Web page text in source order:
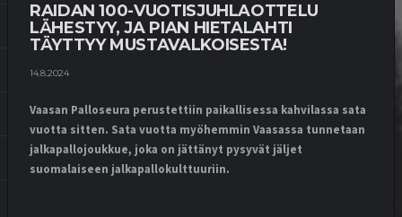
RAIDAN 100-VUOTISJUHLAOTTELU
LÄHESTYY, JA PIAN HIETALAHTI
TÄYTTYY MUSTAVALKOISESTA!
14.8.2024
Vaasan Palloseura perustettiin paikallisessa kahvilassa sata
vuotta sitten. Sata vuotta myöhemmin Vaasassa tunnetaan
jalkapallojoukkue, joka on jättänyt pysyvät jäljet
suomalaiseen jalkapallokulttuuriin.